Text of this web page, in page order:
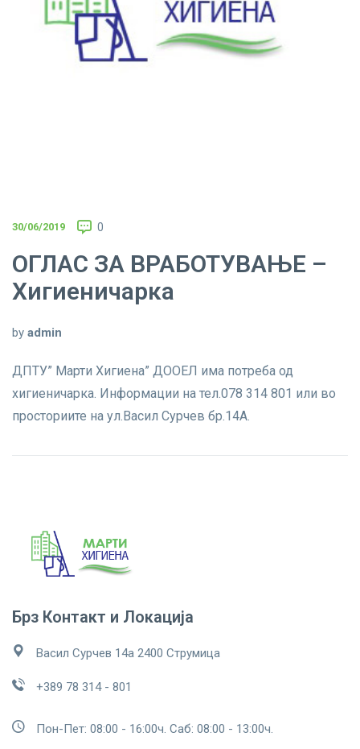
30/06/2019 0
ОГЛАС ЗА ВРАБОТУВАЊЕ –
Хигиеничарка
by admin
ДПТУ” Марти Хигиена” ДООЕЛ има потреба од
хигиеничарка. Информации на тел.078 314 801 или во
просториите на ул.Васил Сурчев бр.14А.
Брз Контакт и Локација
Васил Сурчев 14а 2400 Струмица
+389 78 314 - 801
Пон-Пет: 08:00 - 16:00ч. Саб: 08:00 - 13:00ч.